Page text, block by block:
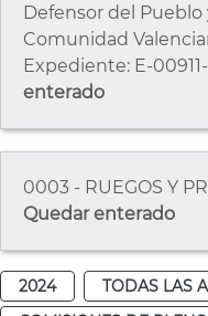
Defensor del Pueblo
Comunidad
Expediente: E-
enterado
0003 - RUEGOS Y
Quedar enterado
2024 TODAS LAS